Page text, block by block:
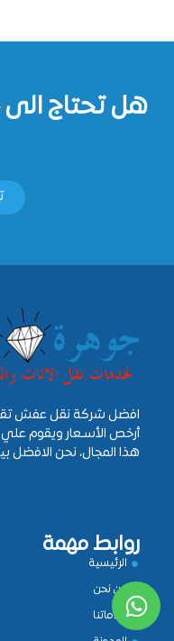
هل تحتاج الى
افضل شركة نقل عفش
أرخص الأسـعار ويقوم
هذا المجال، نحن
روابط مهمة
الرئيسية
من نحن
خدماتنا